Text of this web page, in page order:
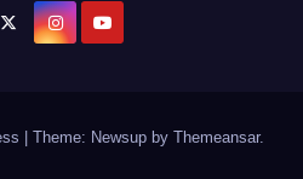
Theme: Newsup by Themeansar.